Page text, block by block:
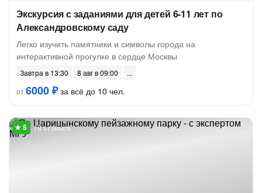
Экскурсия с заданиями для детей 6-11 лет по
Александровскому саду
Легко изучить памятники и символы города на
интерактивной прогулке в сердце Москвы
Завтра в 13:30
8 авг в 09:00
от6000 ₽за всё до 10 чел.
18 отзывов